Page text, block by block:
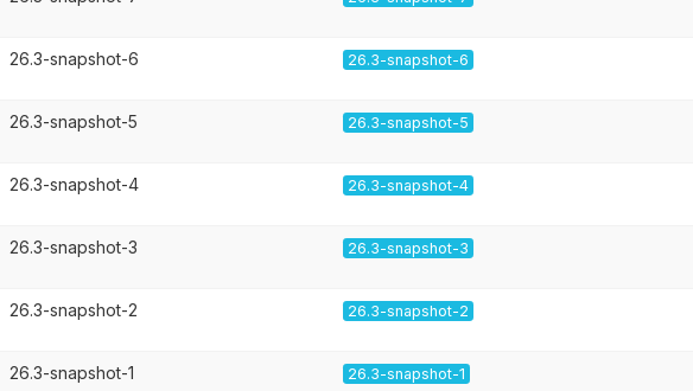
26.3-snapshot-6 26.3-snapshot-6
26.3-snapshot-5 26.3-snapshot-5
26.3-snapshot-4 26.3-snapshot-4
26.3-snapshot-3 26.3-snapshot-3
26.3-snapshot-2 26.3-snapshot-2
26.3-snapshot-1 26.3-snapshot-1